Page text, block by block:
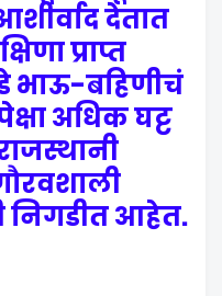
देतात
प्राप्त
भाऊ-बहिणीचं
अधिक घट्ट
निगडीत आहेत.